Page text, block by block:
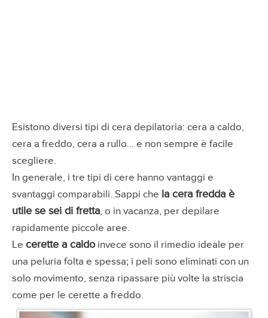
Esistono diversi tipi di cera depilatoria: cera a caldo,
cera a freddo, cera a rullo... e non sempre è facile
scegliere.
In generale, i tre tipi di cere hanno vantaggi e
svantaggi comparabili. Sappi che la cera fredda è
utile se sei di fretta, o in vacanza, per depilare
rapidamente piccole aree.
Le cerette a caldoinvece sono il rimedio ideale per
una peluria folta e spessa; i peli sono eliminati con un
solo movimento, senza ripassare più volte la striscia
come per le cerette a freddo.